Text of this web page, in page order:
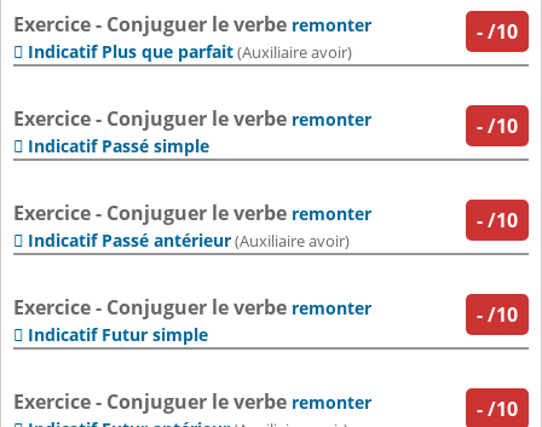
-/10
Exercice - Conjuguer le verbe remonter
 Indicatif Plus que parfait(Auxiliaire avoir)
-/10
Exercice - Conjuguer le verbe remonter
 Indicatif Passé simple
-/10
Exercice - Conjuguer le verbe remonter
 Indicatif Passé antérieur(Auxiliaire avoir)
-/10
Exercice - Conjuguer le verbe remonter
 Indicatif Futur simple
-/10
Exercice - Conjuguer le verbe remonter